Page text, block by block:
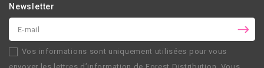
Newsletter
Vos informations sont uniquement utilisées pour vous